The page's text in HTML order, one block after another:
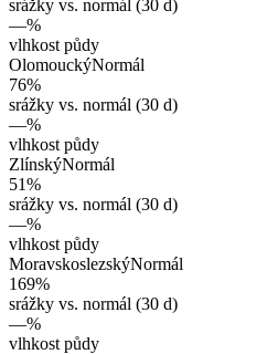
srážky vs. normál (30 d)
—%
vlhkost půdy
OlomouckýNormál
76%
srážky vs. normál (30 d)
—%
vlhkost půdy
ZlínskýNormál
51%
srážky vs. normál (30 d)
—%
vlhkost půdy
MoravskoslezskýNormál
169%
srážky vs. normál (30 d)
—%
vlhkost půdy